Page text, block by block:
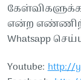
என்ற
Whatsapp
Youtube:http://